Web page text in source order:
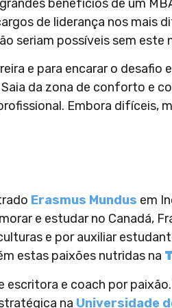
benefícios de um
de liderança nos mais
seriam possíveis sem este
e para encarar o desafio
da zona de conforto e
Embora difíceis,
Erasmus Mundus em
e estudar no Canadá,
e por auxiliar
estas paixões nutridas na
e coach por
na Universidade